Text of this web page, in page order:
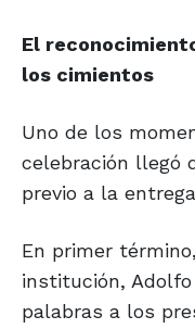
El
los cimientos
Uno de los
celebración llegó
previo a la
En primer
institución,
palabras a los